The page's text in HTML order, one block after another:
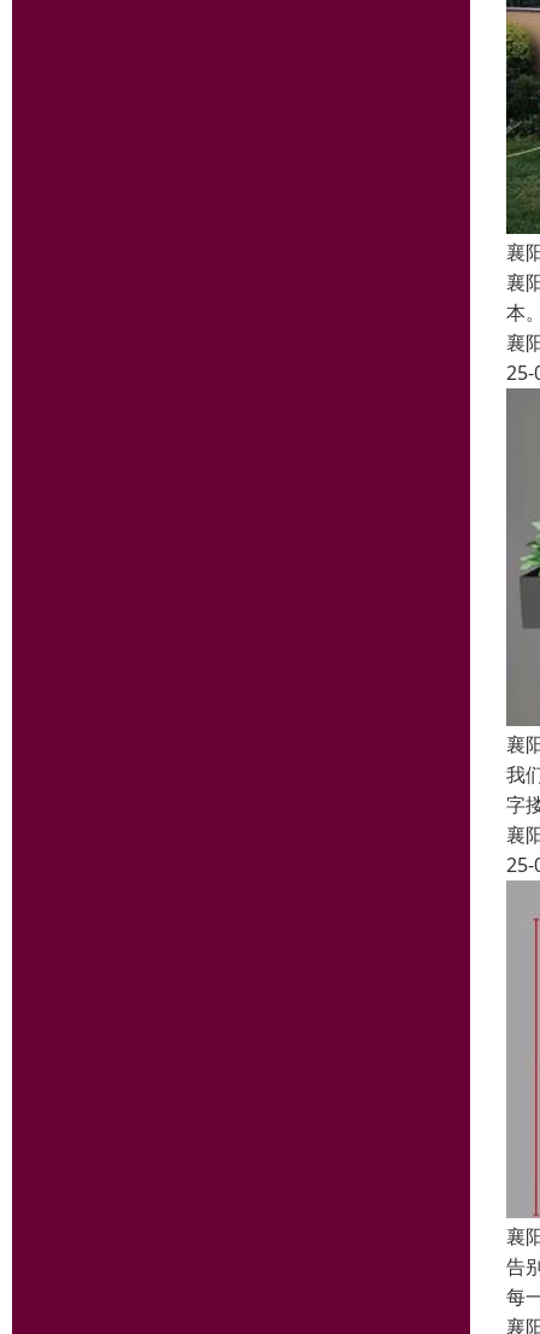
襄
襄
本
襄
25-
襄
我
字
襄
25-
襄
告
每
襄